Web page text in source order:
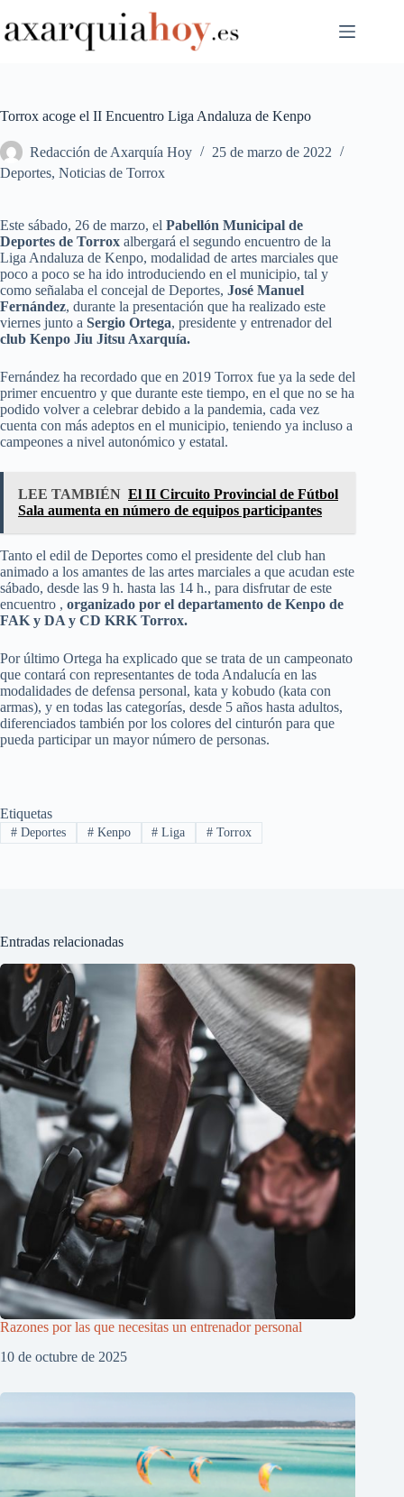
al
contenido
Torrox acoge el II Encuentro Liga Andaluza de Kenpo
Redacción de Axarquía Hoy
25 de marzo de 2022
Deportes, Noticias de Torrox
Este sábado, 26 de marzo, el Pabellón Municipal de
Deportes de Torrox albergará el segundo encuentro de la
Liga Andaluza de Kenpo, modalidad de artes marciales que
poco a poco se ha ido introduciendo en el municipio, tal y
como señalaba el concejal de Deportes, José Manuel
Fernández, durante la presentación que ha realizado este
viernes junto a Sergio Ortega, presidente y entrenador del
club Kenpo Jiu Jitsu Axarquía.
Fernández ha recordado que en 2019 Torrox fue ya la sede del
primer encuentro y que durante este tiempo, en el que no se ha
podido volver a celebrar debido a la pandemia, cada vez
cuenta con más adeptos en el municipio, teniendo ya incluso a
campeones a nivel autonómico y estatal.
LEE TAMBIÉN El II Circuito Provincial de Fútbol
Sala aumenta en número de equipos participantes
Tanto el edil de Deportes como el presidente del club han
animado a los amantes de las artes marciales a que acudan este
sábado, desde las 9 h. hasta las 14 h., para disfrutar de este
encuentro , organizado por el departamento de Kenpo de
FAK y DA y CD KRK Torrox.
Por último Ortega ha explicado que se trata de un campeonato
que contará con representantes de toda Andalucía en las
modalidades de defensa personal, kata y kobudo (kata con
armas), y en todas las categorías, desde 5 años hasta adultos,
diferenciados también por los colores del cinturón para que
pueda participar un mayor número de personas.
Etiquetas
#Deportes #Kenpo # Liga # Torrox
Entradas relacionadas
Razones por las que necesitas un entrenador personal
10 de octubre de 2025